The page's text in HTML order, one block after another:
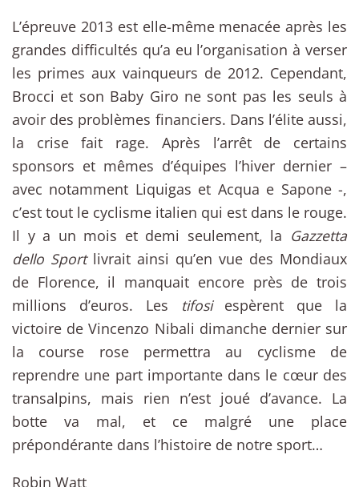
L’épreuve 2013 est elle-même menacée après les
grandes difficultés qu’a eu l’organisation à verser
les primes aux vainqueurs de 2012. Cependant,
Brocci et son Baby Giro ne sont pas les seuls à
avoir des problèmes financiers. Dans l’élite aussi,
la crise fait rage. Après l’arrêt de certains
sponsors et mêmes d’équipes l’hiver dernier –
avec notamment Liquigas et Acqua e Sapone -,
c’est tout le cyclisme italien qui est dans le rouge.
Il y a un mois et demi seulement, la Gazzetta
dello Sportlivrait ainsi qu’en vue des Mondiaux
de Florence, il manquait encore près de trois
millions d’euros. Les
tifosiespèrent que la
victoire de Vincenzo Nibali dimanche dernier sur
la course rose permettra au cyclisme de
reprendre une part importante dans le cœur des
transalpins, mais rien n’est joué d’avance. La
botte va mal, et ce malgré une place
prépondérante dans l’histoire de notre sport…
Robin Watt